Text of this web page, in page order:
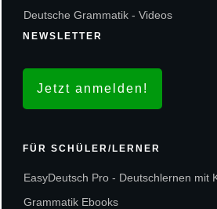
Deutsche Grammatik - Videos
NEWSLETTER
Jetzt anmelden!
FÜR SCHÜLER/LERNER
EasyDeutsch Pro - Deutschlernen mit
Grammatik Ebooks